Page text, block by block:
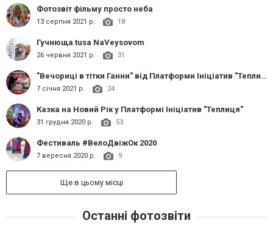
Фотозвіт фільму просто неба
13 серпня 2021 р. 18
Гучнюща tusa NaVeysovom
26 червня 2021 р. 31
"Вечориці в тітки Ганни" від Платформи Ініціатив "Теплиця"
7 січня 2021 р. 24
Казка на Новий Рік у Платформі Ініціатив "Теплиця"
31 грудня 2020 р. 53
Фестиваль #ВелоДвіжОк 2020
7 вересня 2020 р. 9
Ще в цьому місці
Останні фотозвіти